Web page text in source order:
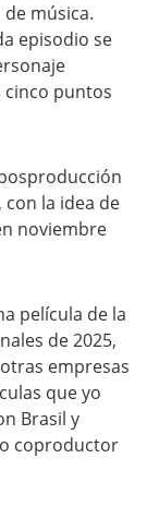
música.
episodio se
puntos
con la idea de
noviembre
película de la
de 2025,
empresas
que yo
Brasil y
coproductor